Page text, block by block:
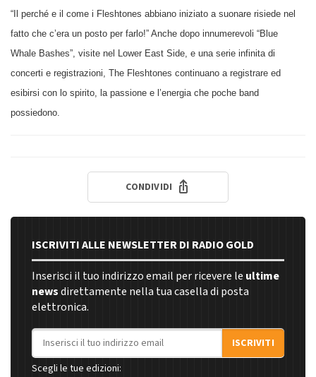
“Il perché e il come i Fleshtones abbiano iniziato a suonare risiede nel
fatto che c’era un posto per farlo!” Anche dopo innumerevoli “Blue
Whale Bashes”, visite nel Lower East Side, e una serie infinita di
concerti e registrazioni, The Fleshtones continuano a registrare ed
esibirsi con lo spirito, la passione e l’energia che poche band
possiedono.
CONDIVIDI
ISCRIVITI ALLE NEWSLETTER DI RADIO GOLD
Inserisci il tuo indirizzo email per ricevere le ultime
newsdirettamente nella tua casella di posta
elettronica.
Indirizzo email
ISCRIVITI
Scegli le tue edizioni: